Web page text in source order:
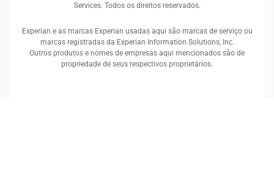
Services. Todos os direitos reservados.
Experian e as marcas Experian usadas aqui são marcas de serviço ou
marcas registradas da Experian Information Solutions, Inc.
Outros produtos e nomes de empresas aqui mencionados são de
propriedade de seus respectivos proprietários.